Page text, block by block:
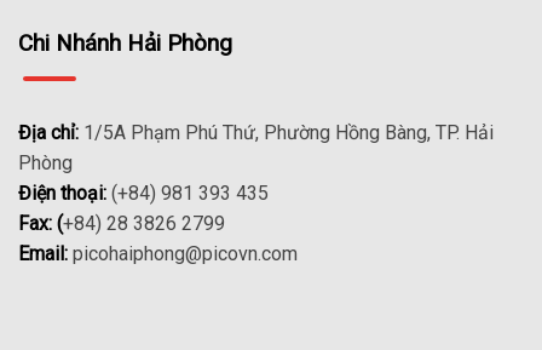
Chi Nhánh Hải Phòng
Địa chỉ: 1/5A Phạm Phú Thứ, Phường Hồng Bàng, TP. Hải
Phòng
Điện thoại: (+84) 981 393 435
Fax: (+84) 28 3826 2799
Email: picohaiphong@picovn.com